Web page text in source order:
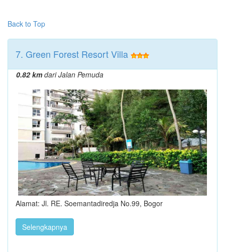
Back to Top
7. Green Forest Resort Villa
0.82 kmdari Jalan Pemuda
Alamat: Jl. RE. Soemantadiredja No.99, Bogor
Selengkapnya